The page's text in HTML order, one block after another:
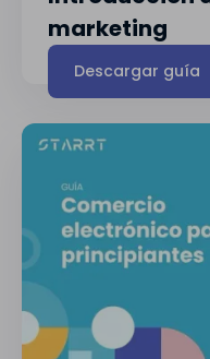
marketing
Descargar guía